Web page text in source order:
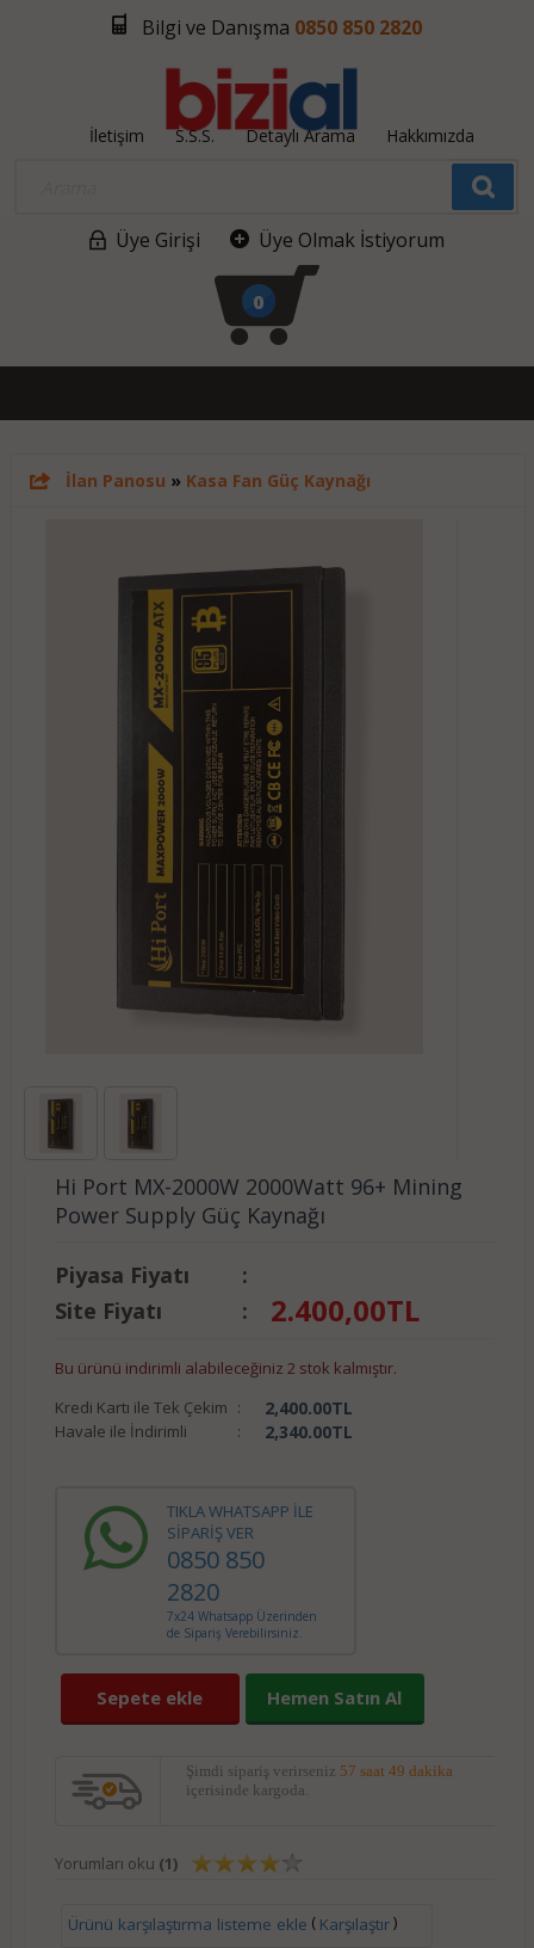
Bilgi ve Danışma 0850 850 2820
İletişim S.S.S. Detaylı Arama Hakkımızda
Üye Girişi Üye Olmak İstiyorum
0
İlan Panosu » Kasa Fan Güç Kaynağı
Hi Port MX-2000W 2000Watt 96+ Mining
Power Supply Güç Kaynağı
Piyasa Fiyatı
:
Site Fiyatı
: 2.400,00TL
Bu ürünü indirimli alabileceğiniz 2 stok kalmıştır.
Kredi Kartı ile Tek Çekim : 2,400.00TL
Havale ile İndirimli : 2,340.00TL
TIKLA WHATSAPP İLE
SİPARİŞ VER
0850 850
2820
7x24 Whatsapp Üzerinden
de Sipariş Verebilirsiniz.
Sepete ekle Hemen Satın Al
Şimdi sipariş verirseniz 57 saat 49 dakika
içerisinde kargoda.
Yorumları oku (1)
Ürünü karşılaştırma listeme ekle ( Karşılaştır)